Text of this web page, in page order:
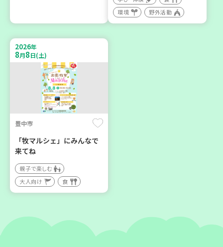
【第3地区本部】住み慣れた
地域で暮らしたい 「コープ
くらしの助け合いの会」(会
場：住吉)
ボランティア
神戸市東灘区
【第3地区本部】「ふれあい
9 24
神戸市東灘区
（第4木曜日に開催）
成講座
環境
野外活動
2026年
8月8日(土)
豊中市
「牧マルシェ」にみんなで
来てね
親子で楽しむ
大人向け
食